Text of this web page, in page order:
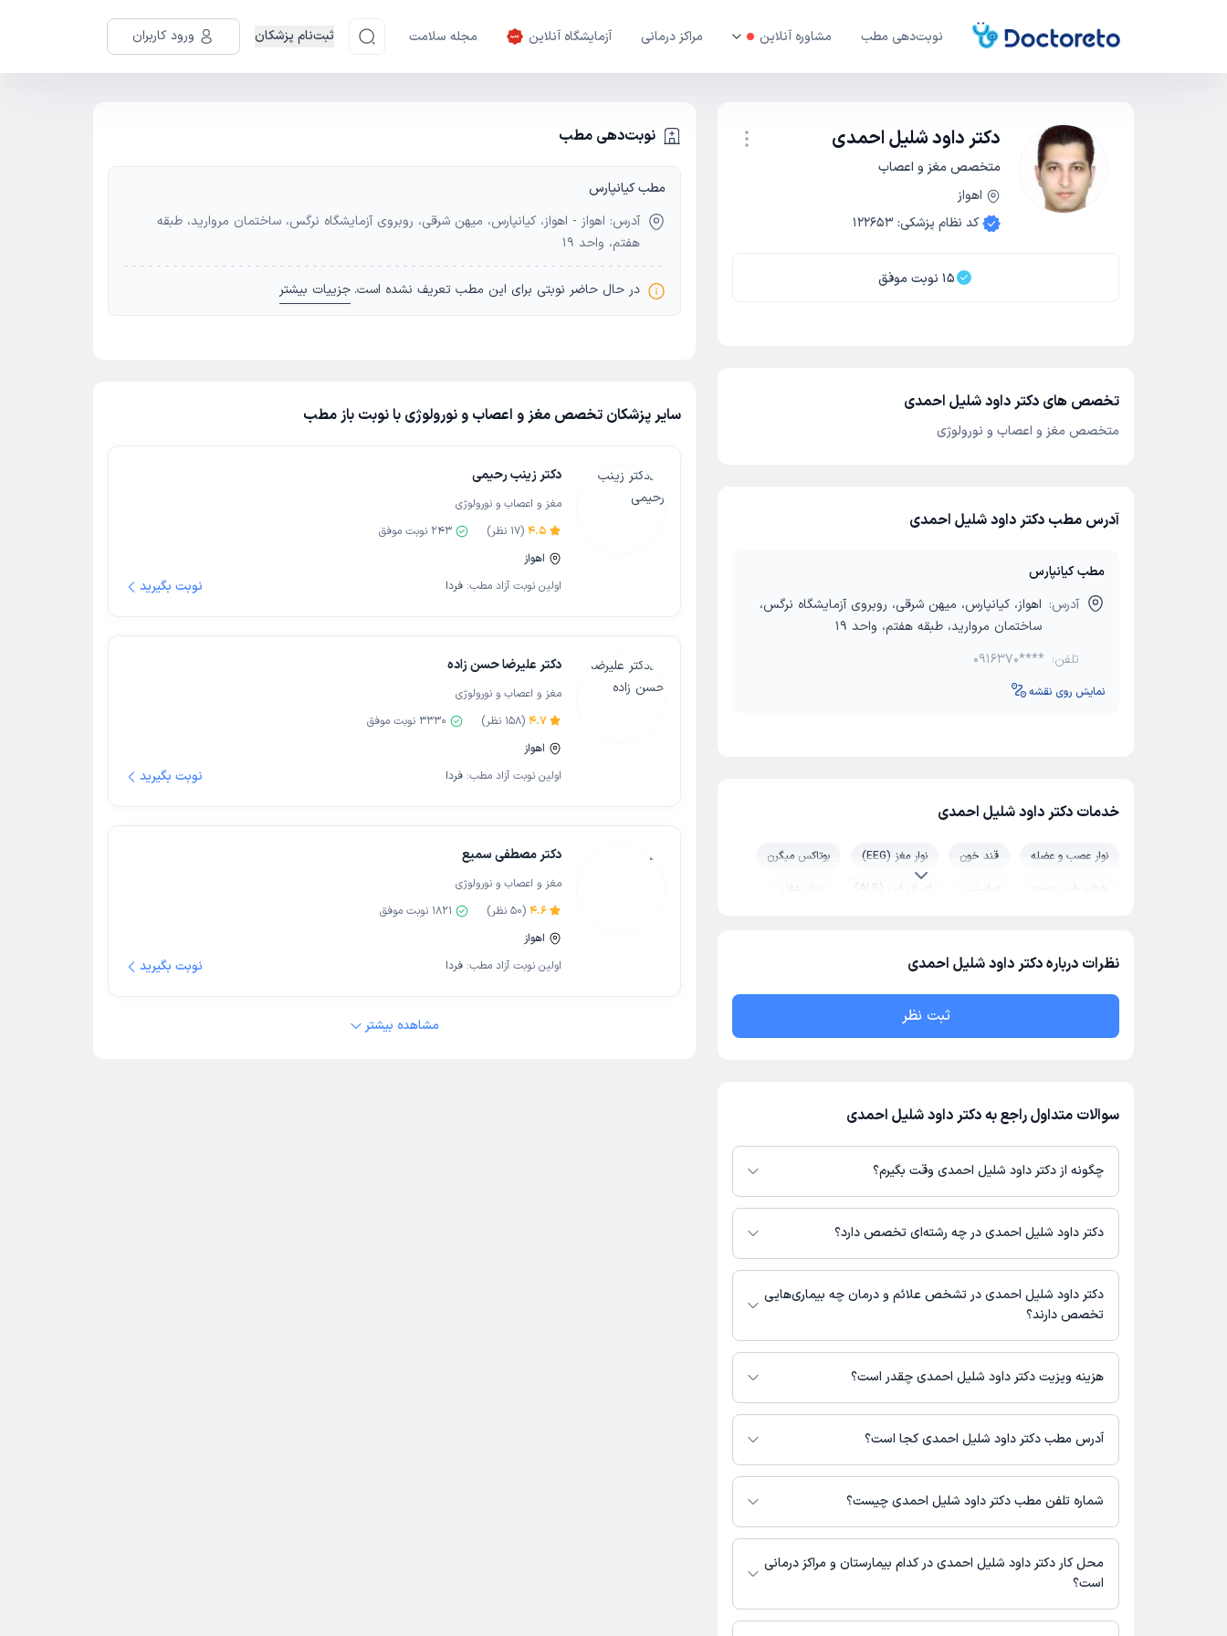
نوبت‌دهی مطب مشاوره آنلاین مراکز درمانی آزمایشگاه آنلاین مجله سلامت ثبت‌نام پزشکان ورود کاربران
دکتر داود شلیل احمدی
متخصص مغز و اعصاب
اهواز
کد نظام پزشکی:
122653
15 نوبت موفق
نوبت‌دهی مطب
مطب کیانپارس
آدرس: اهواز - اهواز، کیانپارس، میهن شرقی، روبروی آزمایشگاه نرگس، ساختمان مروارید، طبقه
هفتم، واحد 19
در حال حاضر نوبتی برای این مطب تعریف نشده است. جزییات بیشتر
سایر پزشکان تخصص مغز و اعصاب و نورولوژی با نوبت باز مطب
دکتر زینب رحیمی
مغز و اعصاب و نورولوژی
4.5
(
17 نظر) 243 نوبت موفق
اهواز
اولین نوبت آزاد مطب: فردا نوبت بگیرید
دکتر علیرضا حسن زاده
مغز و اعصاب و نورولوژی
4.7
(
158 نظر) 3330 نوبت موفق
اهواز
اولین نوبت آزاد مطب: فردا نوبت بگیرید
دکتر مصطفی سمیع
مغز و اعصاب و نورولوژی
4.6
(
50 نظر) 1821 نوبت موفق
اهواز
اولین نوبت آزاد مطب: فردا نوبت بگیرید
مشاهده بیشتر
تخصص های دکتر داود شلیل احمدی
متخصص مغز و اعصاب و نورولوژی
آدرس مطب دکتر داود شلیل احمدی
مطب کیانپارس
آدرس: اهواز، کیانپارس، میهن شرقی، روبروی آزمایشگاه نرگس،
ساختمان مروارید، طبقه هفتم، واحد 19
تلفن: 0916370****
نمایش روی نقشه
خدمات دکتر داود شلیل احمدی
نوار عصب و عضله قند خون نوار مغز (EEG)
بوتاکس میگرن
خواب رفتن دست
میاستنی ای ال اس (ALS)
زوال عقل
انسفالیت (التهاب مغز)
نظرات درباره دکتر داود شلیل احمدی
ثبت نظر
سوالات متداول راجع به دکتر داود شلیل احمدی
چگونه از دکتر داود شلیل احمدی وقت بگیرم؟
در صورتی کهدکتر داود شلیل احمدیدارای پروفایل فعال و نوبت‌دهی باز در پلتفرم
دکترتو باشند، می‌توانید از طریق این پلتفرم برای دریافت نوبت اقدام کنید. در صورت فعال
برنامه حضور در مطب، تصاویر پزشک، ساعات کاری و سایر اطلاعات مرتبط با خدمات
پزشکی و نوبت‌گیری ممکن است در پروفایل ایشان در دکترتو در دسترس باشد
دکتر داود شلیل احمدی در چه رشته‌ای تخصص دارد؟
دکتر داود شلیل احمدی در رشته‌های زیر (پزشکی) تخصص دارند:
مغز و اعصاب و نورولوژی
دکتر داود شلیل احمدی در تشخص علائم و درمان چه بیماری‌هایی
تخصص دارند؟
دکتر داود شلیل احمدی در تشخیص علائم و درمان بیماری‌های مرتبط با مغز و اعصاب و
نورولوژی فعالیت می‌کنند.
هزینه ویزیت دکتر داود شلیل احمدی چقدر است؟
برای اطلاع از هزینه ویزیت دکتر داود شلیل احمدی، لازم است با مطب تماس بگیرید.
آدرس مطب دکتر داود شلیل احمدی کجا است؟
دکتر داود شلیل احمدی 1 مطب فعال دارند. آدرس مطب‌های دکتر داود شلیل احمدی به
شرح زیر است.
هفتم، واحد 19
شماره تلفن مطب دکتر داود شلیل احمدی چیست؟
مطب کیانپارس : 09163707269
محل کار دکتر داود شلیل احمدی در کدام بیمارستان و مراکز درمانی
است؟
اطلاعاتی درباره محل فعالیت دکتر داود شلیل احمدی در مراکز درمانی در دسترس نیست.